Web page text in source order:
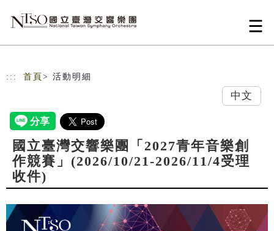
::: 首頁 > 活動明細
中文
國立臺灣交響樂團「2027青年音樂創
作競賽」(2026/10/21-2026/11/4受理
收件)